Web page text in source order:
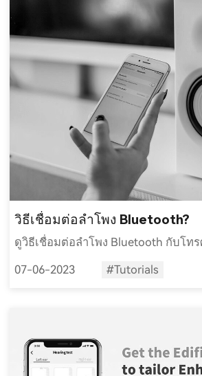
วิธีเชื่อมต่อลำโพง Bluetooth?
ดูวิธีเชื่อมต่อลำโพง Bluetooth กับโ
07-06-2023 #Tutorials